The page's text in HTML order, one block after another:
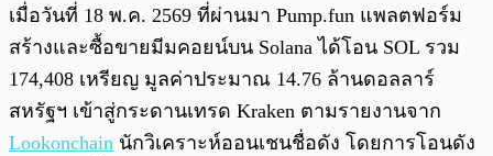
เมื่อวันที่ 18 พ.ค. 2569 ที่ผ่านมา Pump.fun แพลตฟอร์ม
สร้างและซื้อขายมีมคอยน์บน Solana ได้โอน SOL รวม
174,408 เหรียญ มูลค่าประมาณ 14.76 ล้านดอลลาร์
สหรัฐฯ เข้าสู่กระดานเทรด Kraken ตามรายงานจาก
Lookonchain นักวิเคราะห์ออนเชนชื่อดัง โดยการโอนดัง